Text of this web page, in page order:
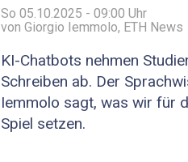
So 05.10.2025 - 09:00 Uhr
von Giorgio Iemmolo, ETH News
KI-Chatbots nehmen
Schreiben ab. Der
Iemmolo sagt, was wir für
Spiel setzen.